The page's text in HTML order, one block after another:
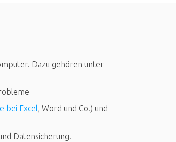
Dazu gehören unter
bei Excel, Word und Co.) und
Datensicherung.